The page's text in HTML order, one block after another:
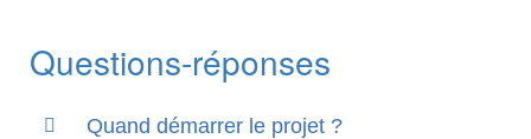
Questions-réponses
Quand démarrer le projet ?